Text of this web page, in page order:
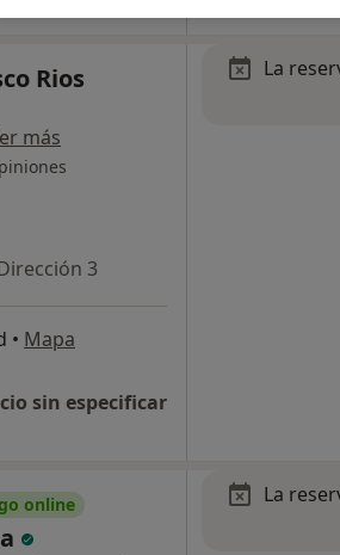
Rios
más
3
• Mapa
sin especificar
La
online
La